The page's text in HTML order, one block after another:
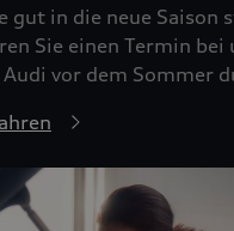
gut in die neue Saison
Sie einen Termin bei
Audi vor dem Sommer